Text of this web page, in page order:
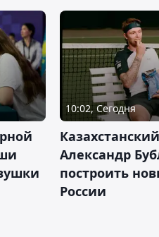
10:02, Сегодня
Александр
построить
России